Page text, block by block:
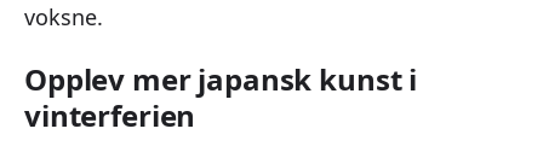
voksne.
Opplev mer japansk kunst i
vinterferien